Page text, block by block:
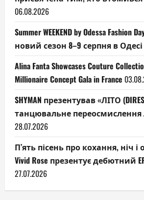
06.08.2026
Summer WEEKEND by Odessa Fashion
новий сезон 8–9 серпня в Одесі
Alina Fanta Showcases Couture
Millionaire Concept Gala in France
SHYMAN презентував «ЛІТО
танцювальне переосмислення
28.07.2026
П’ять пісень про кохання, ніч
Vivid Rose презентує дебютний
27.07.2026